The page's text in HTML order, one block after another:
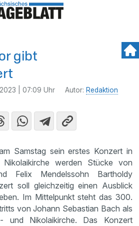
gibt
| 07:09 Uhr Autor: Redaktion
Samstag sein erstes Konzert in
werden Stücke von
Felix Mendelssohn Bartholdy
soll gleichzeitig einen Ausblick
Im Mittelpunkt steht das 300.
von Johann Sebastian Bach als
und Nikolaikirche. Das Konzert